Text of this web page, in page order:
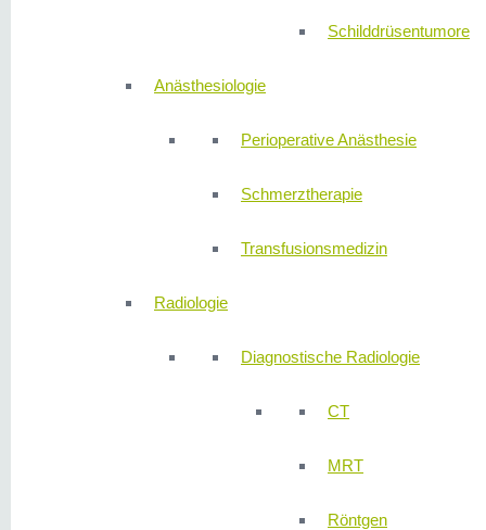
Schilddrüsentumore
Anästhesiologie
Perioperative Anästhesie
Schmerztherapie
Transfusionsmedizin
Radiologie
Diagnostische Radiologie
CT
MRT
Röntgen